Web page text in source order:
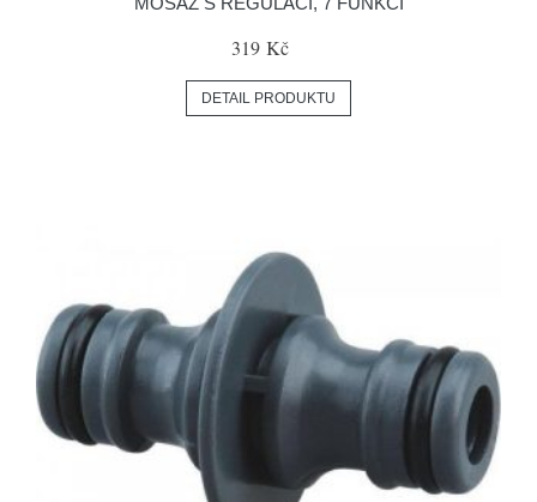
319 Kč
DETAIL PRODUKTU